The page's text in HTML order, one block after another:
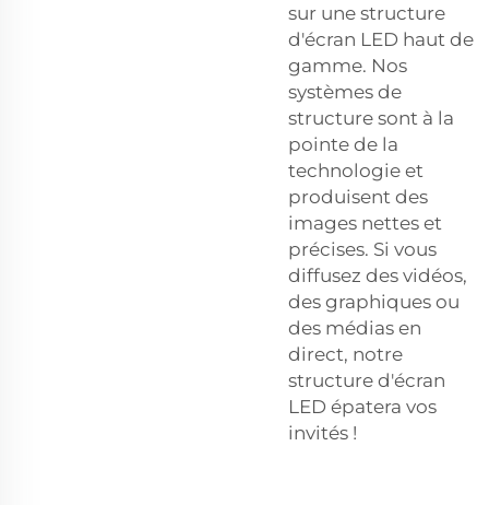
sur une structure
d'écran LED haut de
gamme. Nos
systèmes de
structure sont à la
pointe de la
technologie et
produisent des
images nettes et
précises. Si vous
diffusez des vidéos,
des graphiques ou
des médias en
direct, notre
structure d'écran
LED épatera vos
invités !